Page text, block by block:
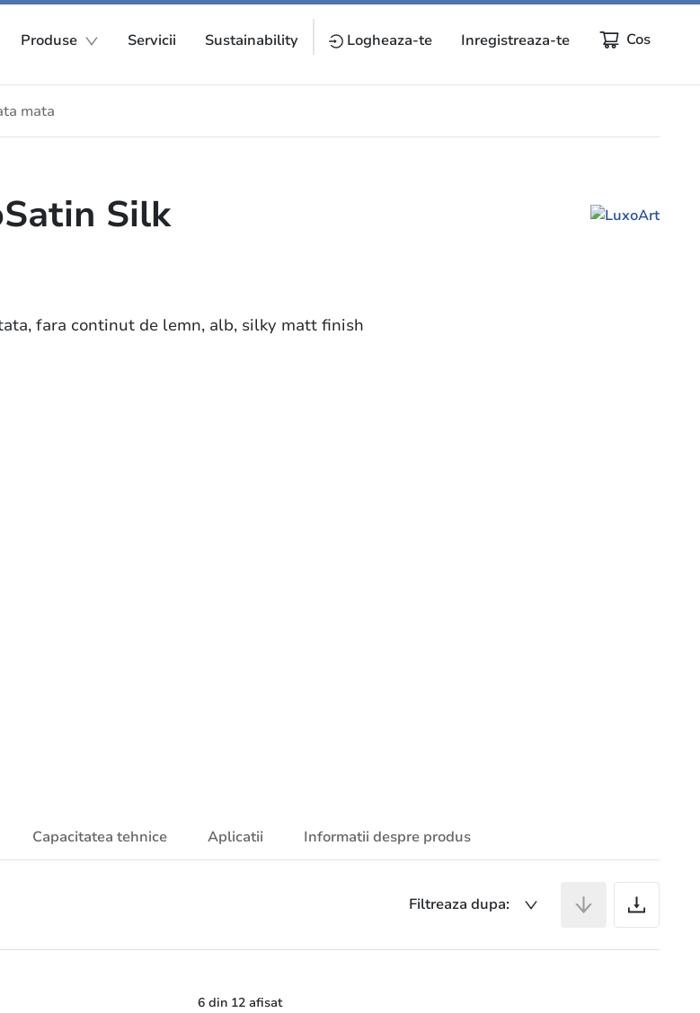
Produse Servicii Sustainability Logheaza-te Inregistreaza-te Cos
mata
Silk
fara continut de lemn, alb, silky matt finish
Capacitatea tehnice Aplicatii Informatii despre produs
Filtreaza dupa:
6 din 12 afisat